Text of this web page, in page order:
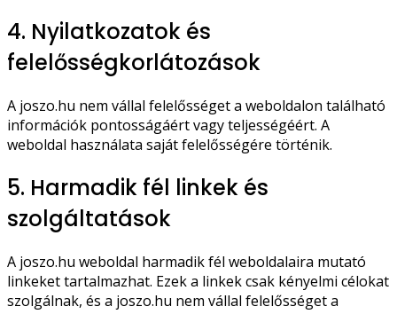
4. Nyilatkozatok és
felelősségkorlátozások
A joszo.hu nem vállal felelősséget a weboldalon található
információk pontosságáért vagy teljességéért. A
weboldal használata saját felelősségére történik.
5. Harmadik fél linkek és
szolgáltatások
A joszo.hu weboldal harmadik fél weboldalaira mutató
linkeket tartalmazhat. Ezek a linkek csak kényelmi célokat
szolgálnak, és a joszo.hu nem vállal felelősséget a